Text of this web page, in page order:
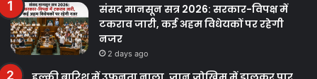
संसद मानसून सत्र 2026: सरकार-विपक्ष में
टकराव जारी, कई अहम विधेयकों पर रहेगी
नजर
2 days ago